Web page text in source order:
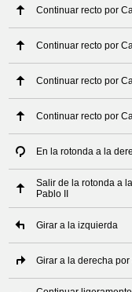
Continuar recto por
Continuar recto por
Continuar recto por
Continuar recto por
En la rotonda a la
Salir de la rotonda a
Pablo II
Girar a la izquierda
Girar a la derecha